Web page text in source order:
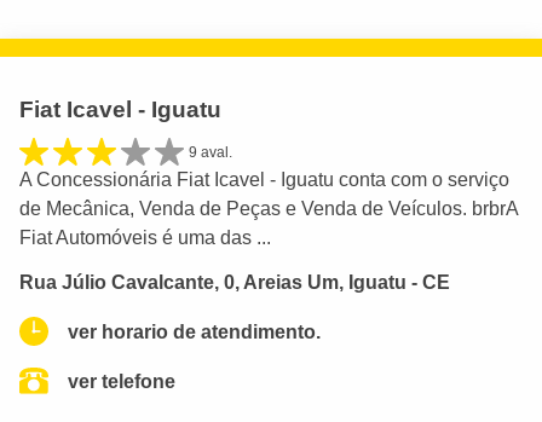
Fiat Icavel - Iguatu
9 aval.
A Concessionária Fiat Icavel - Iguatu conta com o serviço
de Mecânica, Venda de Peças e Venda de Veículos. brbrA
Fiat Automóveis é uma das ...
Rua Júlio Cavalcante, 0, Areias Um, Iguatu - CE
ver horario de atendimento.
ver telefone